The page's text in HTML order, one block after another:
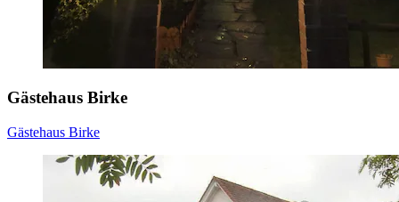
Gästehaus Birke
Gästehaus Birke